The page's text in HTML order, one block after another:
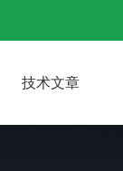
技术文章